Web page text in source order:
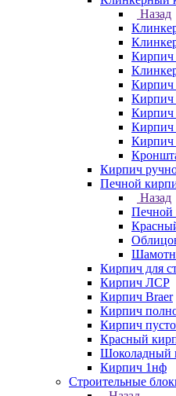
Назад
Кирпич
Кирпич
Кирпич
Кирпич
Кирпич
Кирпич
Кирпич
Печной
Назад
Печной
Кирпич для
Кирпич ЛСР
Кирпич Braer
Кирпич
Кирпич
Красный
Шоколадный
Кирпич 1нф
Строительные